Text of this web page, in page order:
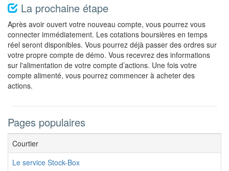
La prochaine étape
Après avoir ouvert votre nouveau compte, vous pourrez vous
connecter immédiatement. Les cotations boursières en temps
réel seront disponibles. Vous pourrez déjà passer des ordres sur
votre propre compte de démo. Vous recevrez des informations
sur l'alimentation de votre compte d’actions. Une fois votre
compte alimenté, vous pourrez commencer à acheter des
actions.
Pages populaires
Courtier
Le service Stock-Box